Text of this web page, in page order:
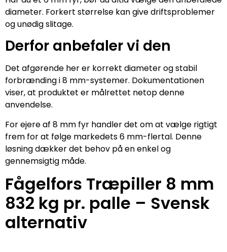
diameter. Forkert størrelse kan give driftsproblemer
og unødig slitage.
Derfor anbefaler vi den
Det afgørende her er korrekt diameter og stabil
forbrænding i 8 mm-systemer. Dokumentationen
viser, at produktet er målrettet netop denne
anvendelse.
For ejere af 8 mm fyr handler det om at vælge rigtigt
frem for at følge markedets 6 mm-flertal. Denne
løsning dækker det behov på en enkel og
gennemsigtig måde.
Fågelfors Træpiller 8 mm
832 kg pr. palle – Svensk
alternativ